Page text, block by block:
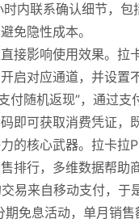
内联系确认细节，
免隐性成本。
接影响使用效果。拉
启对应通道，并设置
付随机返现”，通过
即可获取消费凭证，
的核心武器。拉卡拉
排行，多维数据帮
易来自移动支付，于
期免息活动，单月销